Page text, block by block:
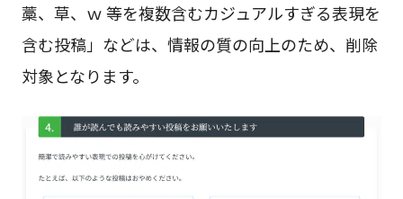
藁、草、ｗ 等を複数含むカジュアルすぎる表現を
含む投稿」などは、情報の質の向上のため、削除
対象となります。